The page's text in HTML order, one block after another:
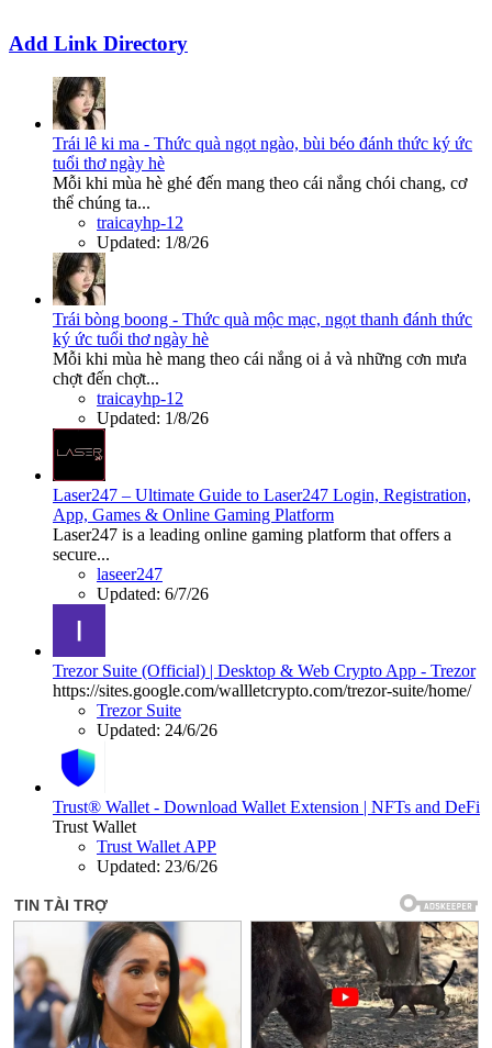
Add Link Directory
Trái lê ki ma - Thức quà ngọt ngào, bùi béo đánh thức ký ức
tuổi thơ ngày hè
Mỗi khi mùa hè ghé đến mang theo cái nắng chói chang, cơ
thể chúng ta...
traicayhp-12
Updated: 1/8/26
Trái bòng boong - Thức quà mộc mạc, ngọt thanh đánh thức
ký ức tuổi thơ ngày hè
Mỗi khi mùa hè mang theo cái nắng oi ả và những cơn mưa
chợt đến chợt...
traicayhp-12
Updated: 1/8/26
Laser247 – Ultimate Guide to Laser247 Login, Registration,
App, Games & Online Gaming Platform
Laser247 is a leading online gaming platform that offers a
secure...
laseer247
Updated: 6/7/26
Trezor Suite (Official) | Desktop & Web Crypto App - Trezor
https://sites.google.com/wallletcrypto.com/trezor-suite/home/
Trezor Suite
Updated: 24/6/26
Trust® Wallet - Download Wallet Extension | NFTs and DeFi
Trust Wallet
Trust Wallet APP
Updated: 23/6/26